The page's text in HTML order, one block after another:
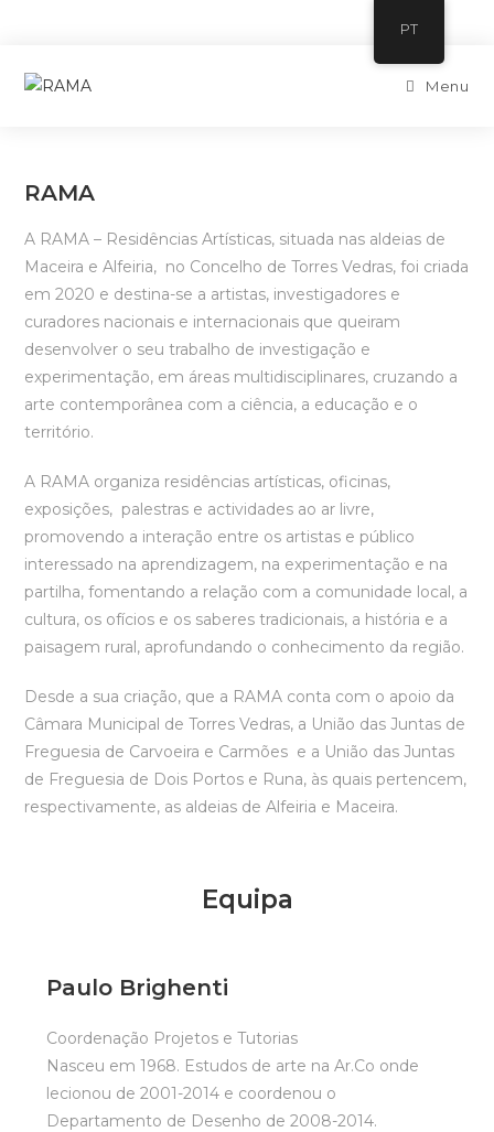
Menu
RAMA
A RAMA – Residências Artísticas, situada nas aldeias de
Maceira e Alfeiria, no Concelho de Torres Vedras, foi criada
em 2020 e destina-se a artistas, investigadores e
curadores nacionais e internacionais que queiram
desenvolver o seu trabalho de investigação e
experimentação, em áreas multidisciplinares, cruzando a
arte contemporânea com a ciência, a educação e o
território.
A RAMA organiza residências artísticas, oficinas,
exposições, palestras e actividades ao ar livre,
promovendo a interação entre os artistas e público
interessado na aprendizagem, na experimentação e na
partilha, fomentando a relação com a comunidade local, a
cultura, os ofícios e os saberes tradicionais, a história e a
paisagem rural, aprofundando o conhecimento da região.
Desde a sua criação, que a RAMA conta com o apoio da
Câmara Municipal de Torres Vedras, a União das Juntas de
Freguesia de Carvoeira e Carmões e a União das Juntas
de Freguesia de Dois Portos e Runa, às quais pertencem,
respectivamente, as aldeias de Alfeiria e Maceira.
Equipa
Paulo Brighenti
Coordenação Projetos e Tutorias
Nasceu em 1968. Estudos de arte na Ar.Co onde
lecionou de 2001-2014 e coordenou o
Departamento de Desenho de 2008-2014.
PT